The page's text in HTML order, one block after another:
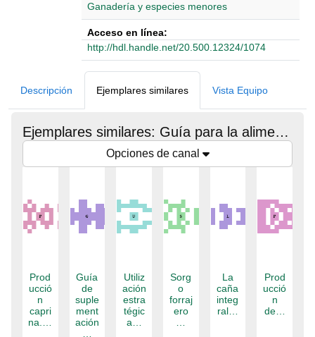
Ganadería y especies menores
Acceso en línea:
http://hdl.handle.net/20.500.12324/1074
Descripción Ejemplares similares Vista Equipo
Ejemplares similares: Guía para la alimentación estratégica de bovinos de épocas secas con base en la caña de azúcar y los árboles forrajeros :Luis Carlos Arreaza.
Opciones de canal
Prod
ucció
n
capri
na.…
Guía
de
suple
ment
ación
Utiliz
ación
estra
tégic
a…
Sorg
o
forraj
ero
La
caña
integ
ral…
Prod
ucció
n
de…